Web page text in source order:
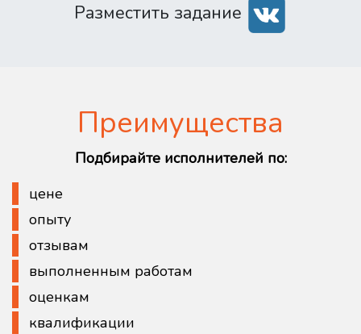
Разместить задание
Преимущества
Подбирайте исполнителей по:
цене
опыту
отзывам
выполненным работам
оценкам
квалификации